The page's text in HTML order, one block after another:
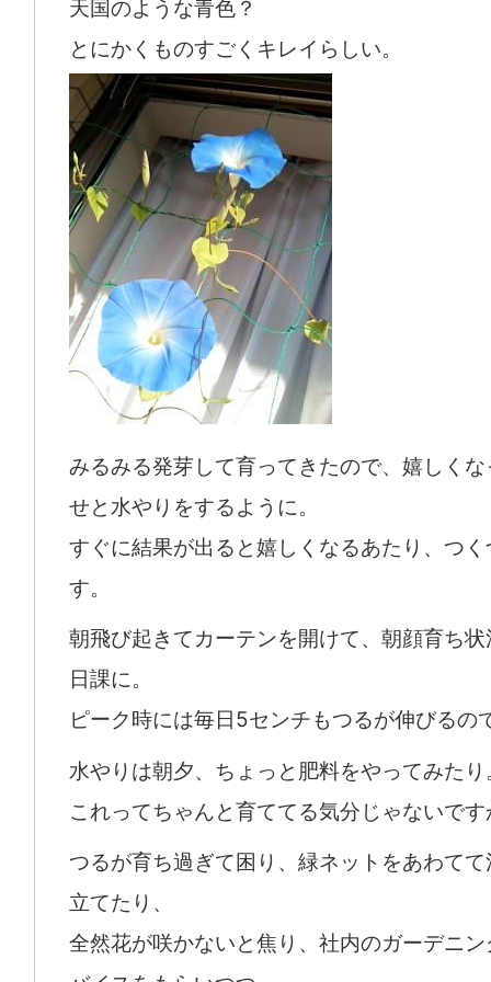
天国のような青色？
とにかくものすごくキレイらしい。
みるみる発芽して育ってきたので、嬉しく
せと水やりをするように。
すぐに結果が出ると嬉しくなるあたり、つ
す。
朝飛び起きてカーテンを開けて、朝顔育ち
日課に。
ピーク時には毎日5センチもつるが伸びるの
水やりは朝夕、ちょっと肥料をやってみたり
これってちゃんと育ててる気分じゃないです
つるが育ち過ぎて困り、緑ネットをあわて
立てたり、
全然花が咲かないと焦り、社内のガーデニ